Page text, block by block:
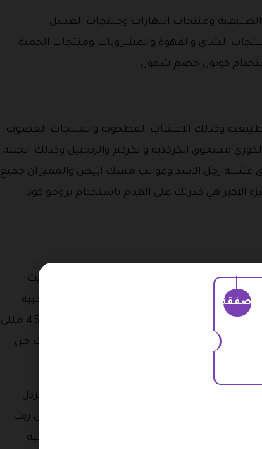
ومنتجات البهارات ومنتجات العسل
الشاي والقهوة والمشروبات ومنتجات الحمية
كوبون خصم شمول .
وكذلك الاعشاب المطحونه والمنتجات العضوية
مسحوق الكركديه والكركم والزنجبيل وكذلك الحلبة
عشبة رجل الاسد وقوالب مسك ابيض والمميز ان جميع
جرام لكي يكون سعرها رخيص والميزه الاكبر هي قدرتك على القيام باستخدام برومو كود
منه زيت العرقسوس وزيت التوت الهولندي والزيت
الكتان وزيت الصمغ العربي أو زيت الخلطه العجيبه
وزيت التين الشوكي وزيت الكركم والمميز ان جميع هذه المنتجات تأتي منها ما هو باحجام صغيره بحجم 30 مل ومنها ما يأتي بأحجام كبيرة تصل الى 450 مللي
على خصومات وتخفيضات على كل المشتريات من
وزيت الليمون وزيت حب الرشاد وزيت الخردل
وزيت الجوز الهندي والعرقسوس بالإضافة إلى زيت
وزيت الأرغان مع إمكانية الحصول على برطمان زجاجي 1 لتر فارغ و هذا عرض باستخدام كود خصم شمول من أجل وضع فيه
صفقة